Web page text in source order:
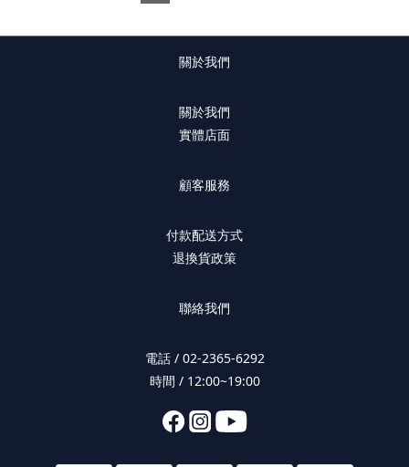
關於我們
關於我們
實體店面
顧客服務
付款配送方式
退換貨政策
聯絡我們
電話 / 02-2365-6292
時間 / 12:00~19:00